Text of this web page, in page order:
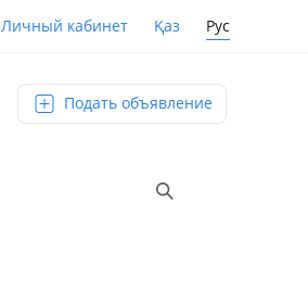
Личный кабинет Қаз Рус
Подать объявление